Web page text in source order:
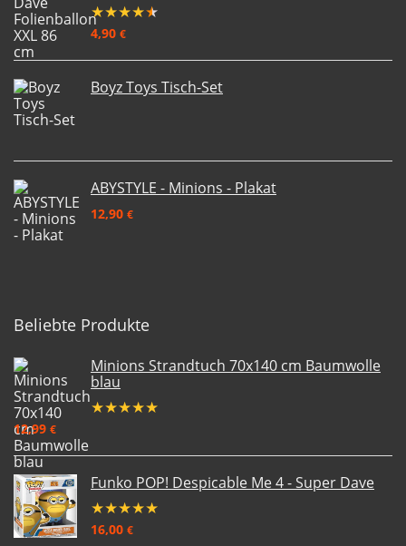
★★★★★
4,90 €
Boyz Toys Tisch-Set
ABYSTYLE - Minions - Plakat
12,90 €
Beliebte Produkte
Minions Strandtuch 70x140 cm Baumwolle
blau
★★★★★
12,99 €
Funko POP! Despicable Me 4 - Super Dave
★★★★★
16,00 €